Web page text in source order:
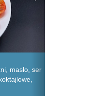
masło, ser